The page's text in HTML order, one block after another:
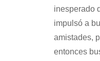
inesperado
impulsó a
amistades,
entonces